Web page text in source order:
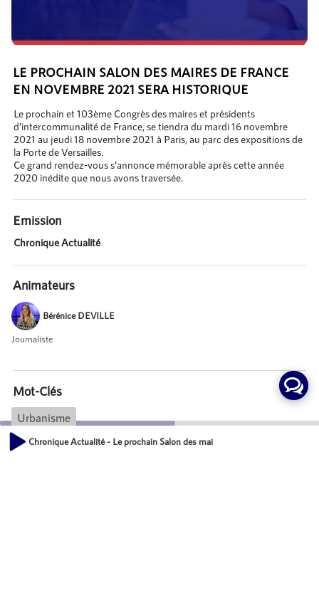
LE PROCHAIN SALON DES MAIRES DE FRANCE
EN NOVEMBRE 2021 SERA HISTORIQUE
Le prochain et 103ème Congrès des maires et présidents
d’intercommunalité de France, se tiendra du mardi 16 novembre
2021 au jeudi 18 novembre 2021 à Paris, au parc des expositions de
la Porte de Versailles.
Ce grand rendez-vous s’annonce mémorable après cette année
2020 inédite que nous avons traversée.
Emission
Chronique Actualité
Animateurs
Bérénice DEVILLE
Journaliste
Mot-Clés
Urbanisme
Chronique Actualité - Le prochain Salon des maires de France en novembre